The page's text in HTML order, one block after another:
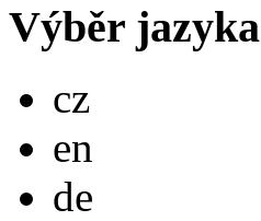
Výběr jazyka
cz
en
de